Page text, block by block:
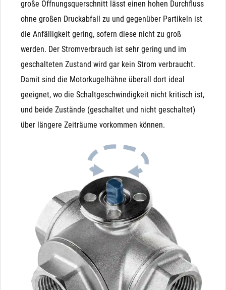
nach dem Befüllen eines Behälters), drückt dieser das
Magnetventil wieder auf. Der Kugelhahn hingegen ist
nach Betätigung in beiden Richtungen dicht.
Unterdruck: Bei Unterdruck (Saugen auf der
Ausgangsseite) wird die Funktion schwer vorhersagbar.
Besonders bei NO-Magnetventilen kann es durchaus
passieren, dass ein Unterdruck auf der Ausgangsseite
die Membrane nach unten zieht und das Ventil
Manuelle (Not)Betätigung: Das Magnetventil wird
ausschließlich durch Magnetkraft geschlossen und
geöffnet (bzw. durch die Feder, die der Magnetkraft
entgegen wirkt). Das bedeutet, dass ein Magnetventil
von Hand (bei Stromausfall) nicht betätigt werden
kann! Auch ist es nicht möglich, ein NC (stromlos
geschlossenes) Magnetventil auf ein NO (stromlos
offenes) Magnetventil umzubauen, da die integrierte
Feder in eine andere Richtung wirkt.
Unsere Variante mit Kondensator ist ideal geeignet für
Einsatzzwecke, in denen der Kugelhahn bei Stromausfall
zurückfahren muss. Der Antrieb verfügt nur über 2 Adern
("+" bzw. "L" und "-" bzw. "N") und wird mit einem Schalter
sehr einfach angesteuert. Wenn Strom anliegt, fährt der
Kugelhahn die 90° bis zum Endanschlag und der
Kondensator wird parallel aufgeladen. Wenn der Strom
abgeschalten wird (oder ausfällt), fährt der Antrieb mit
große Öffnungsquerschnitt lässt einen hohen Durchfluss
ohne großen Druckabfall zu und gegenüber Partikeln ist
die Anfälligkeit gering, sofern diese nicht zu groß
werden. Der Stromverbrauch ist sehr gering und im
geschalteten Zustand wird gar kein Strom verbraucht.
Damit sind die Motorkugelhähne überall dort ideal
geeignet, wo die Schaltgeschwindigkeit nicht kritisch ist,
und beide Zustände (geschaltet und nicht geschaltet)
über längere Zeiträume vorkommen können.